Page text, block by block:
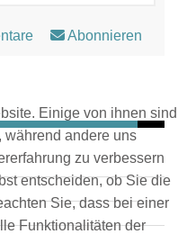
Abonnieren
Einige von ihnen sind
während andere uns
zu verbessern
entscheiden, ob Sie die
Sie, dass bei einer
Funktionalitäten der